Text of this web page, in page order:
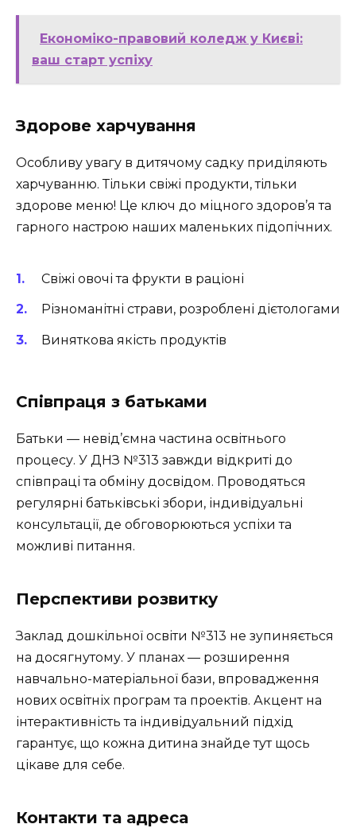
Економіко-правовий коледж у Києві:
ваш старт успіху
Здорове харчування
Особливу увагу в дитячому садку приділяють
харчуванню. Тільки свіжі продукти, тільки
здорове меню! Це ключ до міцного здоров’я та
гарного настрою наших маленьких підопічних.
Свіжі овочі та фрукти в раціоні
Різноманітні страви, розроблені дієтологами
Виняткова якість продуктів
Співпраця з батьками
Батьки — невід’ємна частина освітнього
процесу. У ДНЗ №313 завжди відкриті до
співпраці та обміну досвідом. Проводяться
регулярні батьківські збори, індивідуальні
консультації, де обговорюються успіхи та
можливі питання.
Перспективи розвитку
Заклад дошкільної освіти №313 не зупиняється
на досягнутому. У планах — розширення
навчально-матеріальної бази, впровадження
нових освітніх програм та проектів. Акцент на
інтерактивність та індивідуальний підхід
гарантує, що кожна дитина знайде тут щось
цікаве для себе.
Контакти та адреса